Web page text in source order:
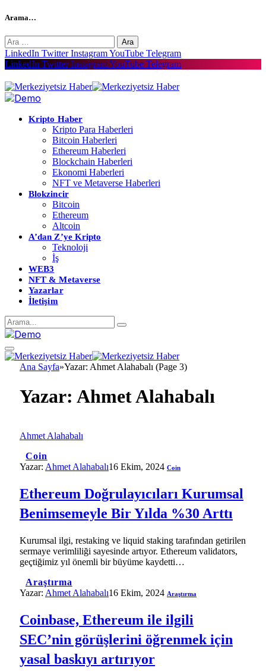
Arama…
Arama:
LinkedIn Twitter InstagramYouTube Telegram
LinkedIn Twitter InstagramYouTube Telegram
Kripto Haber
Kripto Para Haberleri
Bitcoin Haberleri
Ethereum Haberleri
Blockchain Haberleri
Ekonomi Haberleri
NFT ve Metaverse Haberleri
Blokzincir
Bitcoin
Ethereum
Altcoin
A’dan Z’ye Kripto
Teknoloji
İş
WEB3
NFT & Metaverse
Yazarlar
İletişim
Ana Sayfa»Yazar: Ahmet Alahabalı (Page 3)
Yazar: Ahmet Alahabalı
Ahmet Alahabalı
Coin
Yazar: Ahmet Alahabalı16 Ekim, 2024 Coin
Ethereum Doğrulayıcıları Kurumsal
Benimsemeyle Bir Yılda %30 Arttı
Kurumsal ilgi, restaking ve liquid staking tarafından getirilen
sermaye verimliliği sayesinde artıyor. Ethereum validators,
geçtiğimiz yıl önemli bir büyüme kaydetti…
Araştırma
Yazar: Ahmet Alahabalı16 Ekim, 2024 Araştırma
Coinbase, Ethereum ile ilgili
SEC’nin görüşlerini öğrenmek için
yasal baskıyı artırıyor